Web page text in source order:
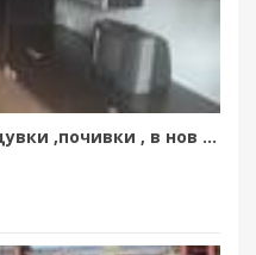
Краткосрочен наем за нощувки ,почивки , в нов двустаен апартамент Варна-0896716738...